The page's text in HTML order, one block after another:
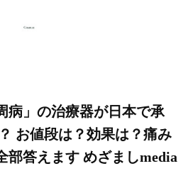
病」の治療器が日本で承
お値段は？効果は？痛み
部答えます めざましmedia